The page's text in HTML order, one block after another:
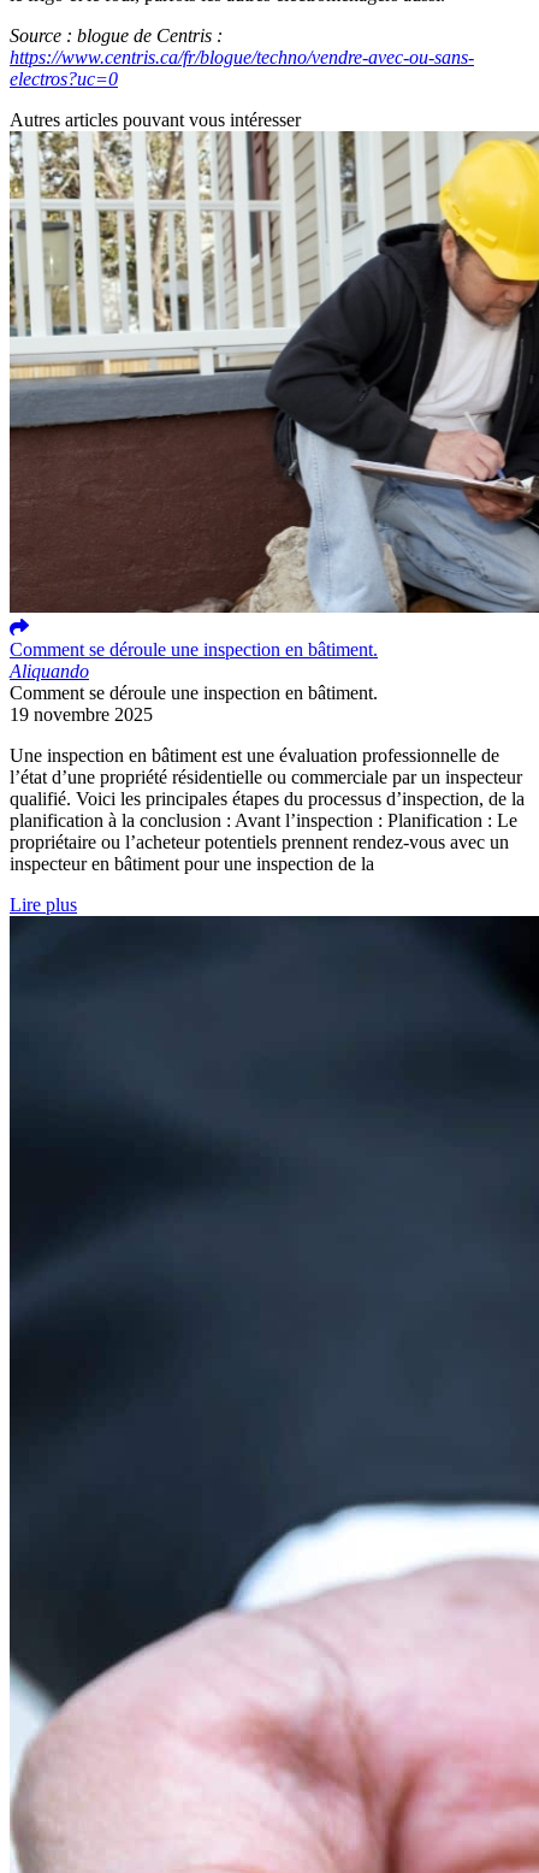
Source : blogue de Centris :
https://www.centris.ca/fr/blogue/techno/vendre-avec-ou-sans-
electros?uc=0
Autres articles pouvant vous intéresser
Comment se déroule une inspection en bâtiment.
Aliquando
Comment se déroule une inspection en bâtiment.
19 novembre 2025
Une inspection en bâtiment est une évaluation professionnelle de
l’état d’une propriété résidentielle ou commerciale par un inspecteur
qualifié. Voici les principales étapes du processus d’inspection, de la
planification à la conclusion : Avant l’inspection : Planification : Le
propriétaire ou l’acheteur potentiels prennent rendez-vous avec un
inspecteur en bâtiment pour une inspection de la
Lire plus